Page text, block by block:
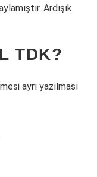
Ardışık
TDK?
ayrı yazılması